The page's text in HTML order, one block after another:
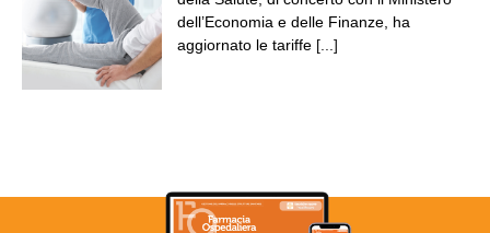
dell’Economia e delle Finanze, ha
aggiornato le tariffe [...]